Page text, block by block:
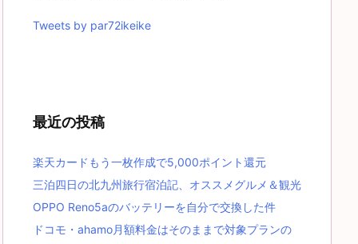
Tweets by par72ikeike
最近の投稿
楽天カードもう一枚作成で5,000ポイント還元
三泊四日の北九州旅行宿泊記、オススメグルメ＆観光
OPPO Reno5aのバッテリーを自分で交換した件
ドコモ・ahamo月額料金はそのままで対象プランの